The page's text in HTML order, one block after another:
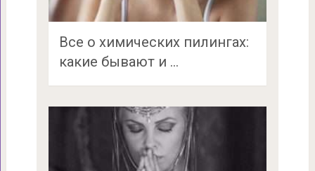
Все о химических пилингах:
какие бывают и …